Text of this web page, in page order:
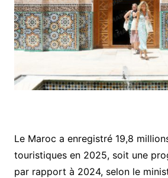
Le Maroc a enregistré 19,8
touristiques en 2025, soit une
par rapport à 2024, selon le